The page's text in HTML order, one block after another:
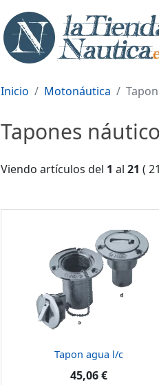
Inicio Motonáutica
Tapones
Viendo artículos del 1 al 21 (
Tapon agua l/c
45,06 €